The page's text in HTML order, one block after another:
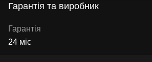
Гарантія та виробник
Гарантія
24 міс